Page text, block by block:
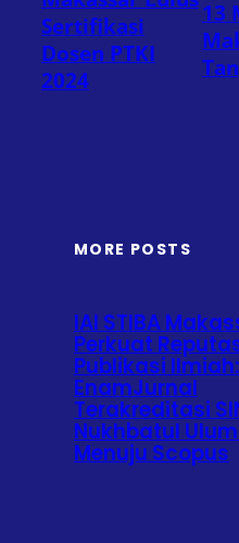
Sertifikasi
Dosen PTKI
2024
13
MORE POSTS
IAI STIBA
Perkuat
Publikasi
EnamJurnal
Terakreditasi
Nukhbatul
Menuju Scopus